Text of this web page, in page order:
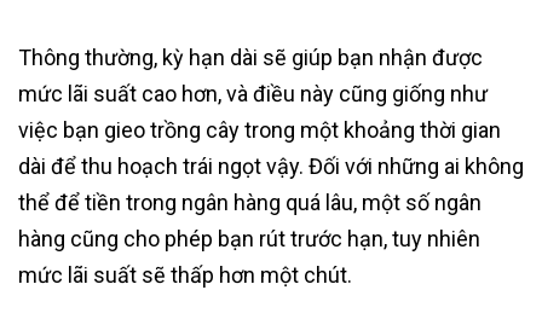
Thông thường, kỳ hạn dài sẽ giúp bạn nhận được
mức lãi suất cao hơn, và điều này cũng giống như
việc bạn gieo trồng cây trong một khoảng thời gian
dài để thu hoạch trái ngọt vậy. Đối với những ai không
thể để tiền trong ngân hàng quá lâu, một số ngân
hàng cũng cho phép bạn rút trước hạn, tuy nhiên
mức lãi suất sẽ thấp hơn một chút.